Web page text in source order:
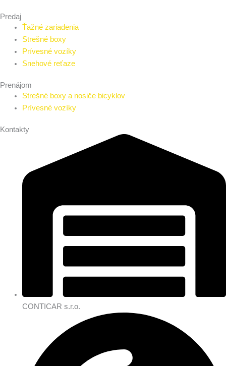
Predaj
Ťažné zariadenia
Strešné boxy
Prívesné vozíky
Snehové reťaze
Prenájom
Strešné boxy a nosiče bicyklov
Prívesné vozíky
Kontakty
CONTICAR s.r.o.